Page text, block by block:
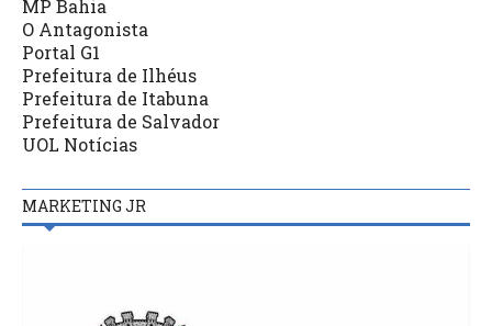
MP Bahia
O Antagonista
Portal G1
Prefeitura de Ilhéus
Prefeitura de Itabuna
Prefeitura de Salvador
UOL Notícias
MARKETING JR